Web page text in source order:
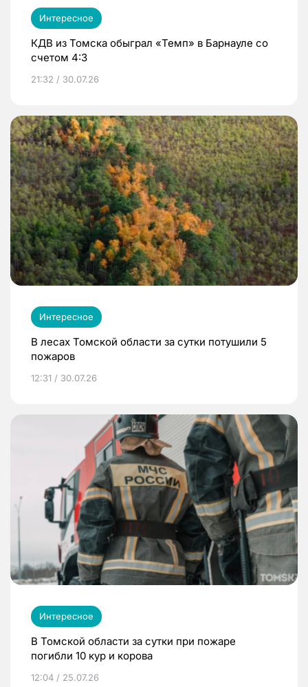
Интересное
КДВ из Томска обыграл «Темп» в Барнауле со
счетом 4:3
21:32 / 30.07.26
Интересное
В лесах Томской области за сутки потушили 5
пожаров
12:31 / 30.07.26
Интересное
В Томской области за сутки при пожаре
погибли 10 кур и корова
12:04 / 25.07.26